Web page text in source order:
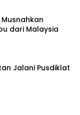
dari Malaysia
Jalani Pusdiklat